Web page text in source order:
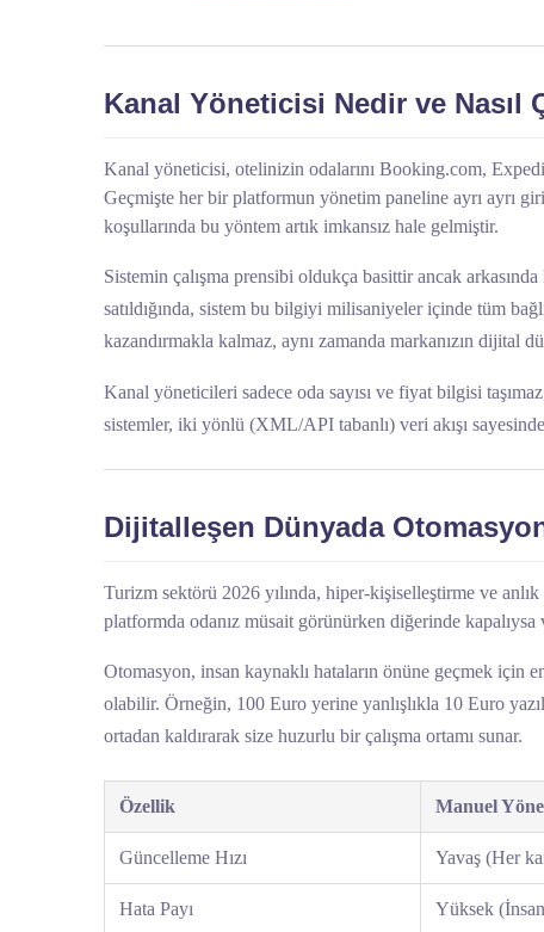
Kanal Yöneticisi Nedir ve Nasıl
Kanal yöneticisi, otelinizin odalarını Booking.com,
Geçmişte her bir platformun yönetim paneline ayrı ayrı
koşullarında bu yöntem artık imkansız hale gelmiştir.
Sistemin çalışma prensibi oldukça basittir ancak
satıldığında, sistem bu bilgiyi milisaniyeler içinde tüm
kazandırmakla kalmaz, aynı zamanda markanızın dijital
Kanal yöneticileri sadece oda sayısı ve fiyat bilgisi
sistemler, iki yönlü (XML/API tabanlı) veri akışı
Dijitalleşen Dünyada
Turizm sektörü 2026 yılında, hiper-kişiselleştirme ve
platformda odanız müsait görünürken diğerinde
Otomasyon, insan kaynaklı hataların önüne geçmek için
olabilir. Örneğin, 100 Euro yerine yanlışlıkla 10 Euro
ortadan kaldırarak size huzurlu bir çalışma ortamı sunar.
Özellik Manuel
Güncelleme Hızı Yavaş (Her
Hata Payı Yüksek